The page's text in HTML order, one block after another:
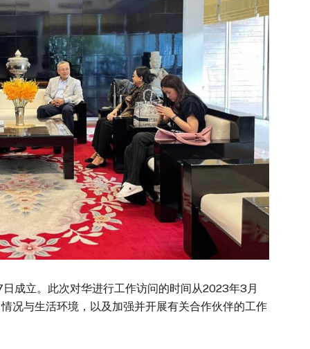
成立。此次对华进行工作访问的时间从2023年3月
况与生活环境，以及加强并开展有关合作伙伴的工作